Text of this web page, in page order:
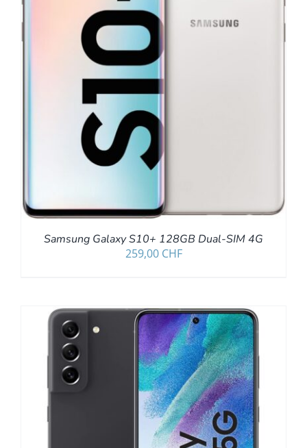
Samsung Galaxy S10+ 128GB Dual-SIM 4G
259,00 CHF